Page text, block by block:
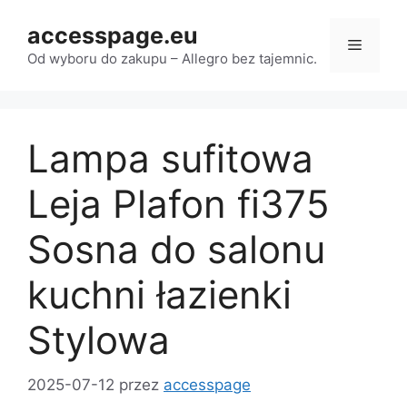
treści
accesspage.eu
Od wyboru do zakupu – Allegro bez tajemnic.
Menu
Lampa sufitowa
Leja Plafon fi375
Sosna do salonu
kuchni łazienki
Stylowa
2025-07-12 przez accesspage